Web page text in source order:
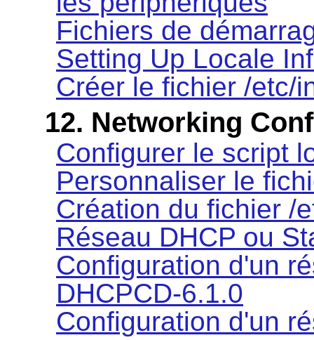
Fichiers de
Setting Up Locale
Créer le fichier /etc/
12. Networking
Configurer le script
Personnaliser le
Création du fichier /
Réseau DHCP ou
Configuration d'un
DHCPCD-6.1.0
Configuration d'un